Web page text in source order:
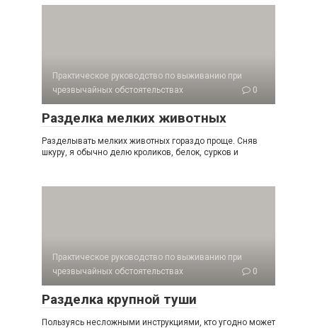
Практическое руководство по выживанию при
чрезвычайных обстоятельствах
0
Разделка мелких животных
Разделывать мелких животных гораздо проще. Сняв
шкуру, я обычно делю кроликов, белок, сурков и
Практическое руководство по выживанию при
чрезвычайных обстоятельствах
0
Разделка крупной туши
Пользуясь несложными инструкциями, кто угодно может